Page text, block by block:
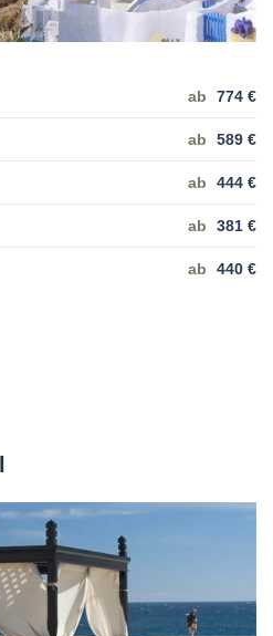
ab 774 €
ab 589 €
ab 444 €
ab 381 €
ab 440 €